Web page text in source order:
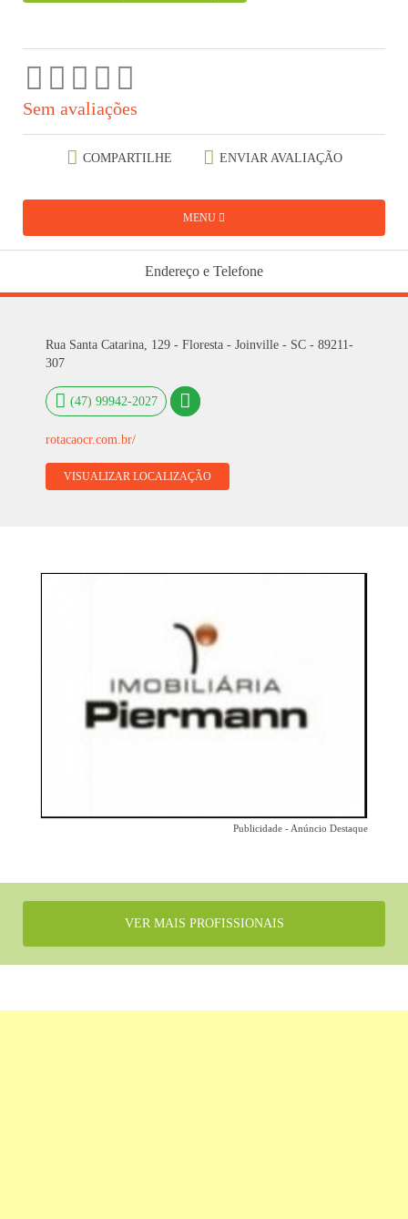
Sem avaliações
COMPARTILHE ENVIAR AVALIAÇÃO
MENU
Endereço e Telefone
Rua Santa Catarina, 129 - Floresta - Joinville - SC - 89211-
307
(47) 99942-2027
rotacaocr.com.br/
VISUALIZAR LOCALIZAÇÃO
Publicidade - Anúncio Destaque
VER MAIS PROFISSIONAIS